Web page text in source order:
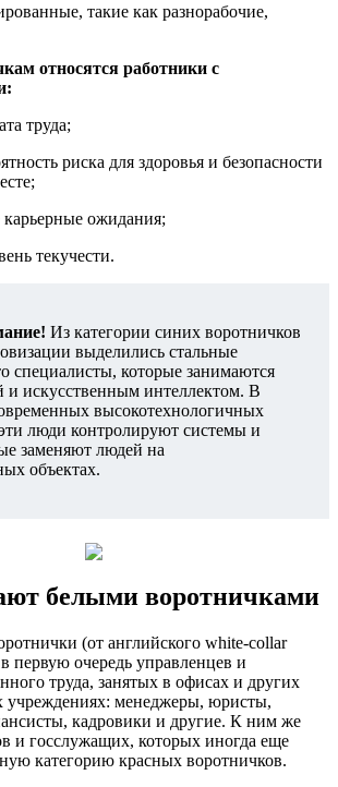
такие как разнорабочие,
относятся работники с
труда;
риска для здоровья и безопасности
карьерные ожидания;
текучести.
Из категории синих воротничков
выделились стальные
специалисты, которые занимаются
и искусственным интеллектом. В
высокотехнологичных
люди контролируют системы и
заменяют людей на
объектах.
белыми воротничками
(от английского white-collar
первую очередь управленцев и
труда, занятых в офисах и других
учреждениях: менеджеры, юристы,
кадровики и другие. К ним же
и госслужащих, которых иногда еще
категорию красных воротничков.